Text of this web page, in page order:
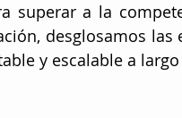
superar a la
desglosamos las
y escalable a